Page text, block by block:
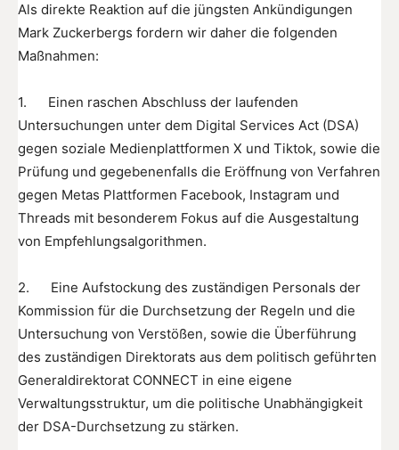
Als direkte Reaktion auf die jüngsten Ankündigungen
Mark Zuckerbergs fordern wir daher die folgenden
Maßnahmen:
1. Einen raschen Abschluss der laufenden
Untersuchungen unter dem Digital Services Act (DSA)
gegen soziale Medienplattformen X und Tiktok, sowie die
Prüfung und gegebenenfalls die Eröffnung von Verfahren
gegen Metas Plattformen Facebook, Instagram und
Threads mit besonderem Fokus auf die Ausgestaltung
von Empfehlungsalgorithmen.
2. Eine Aufstockung des zuständigen Personals der
Kommission für die Durchsetzung der Regeln und die
Untersuchung von Verstößen, sowie die Überführung
des zuständigen Direktorats aus dem politisch geführten
Generaldirektorat CONNECT in eine eigene
Verwaltungsstruktur, um die politische Unabhängigkeit
der DSA-Durchsetzung zu stärken.